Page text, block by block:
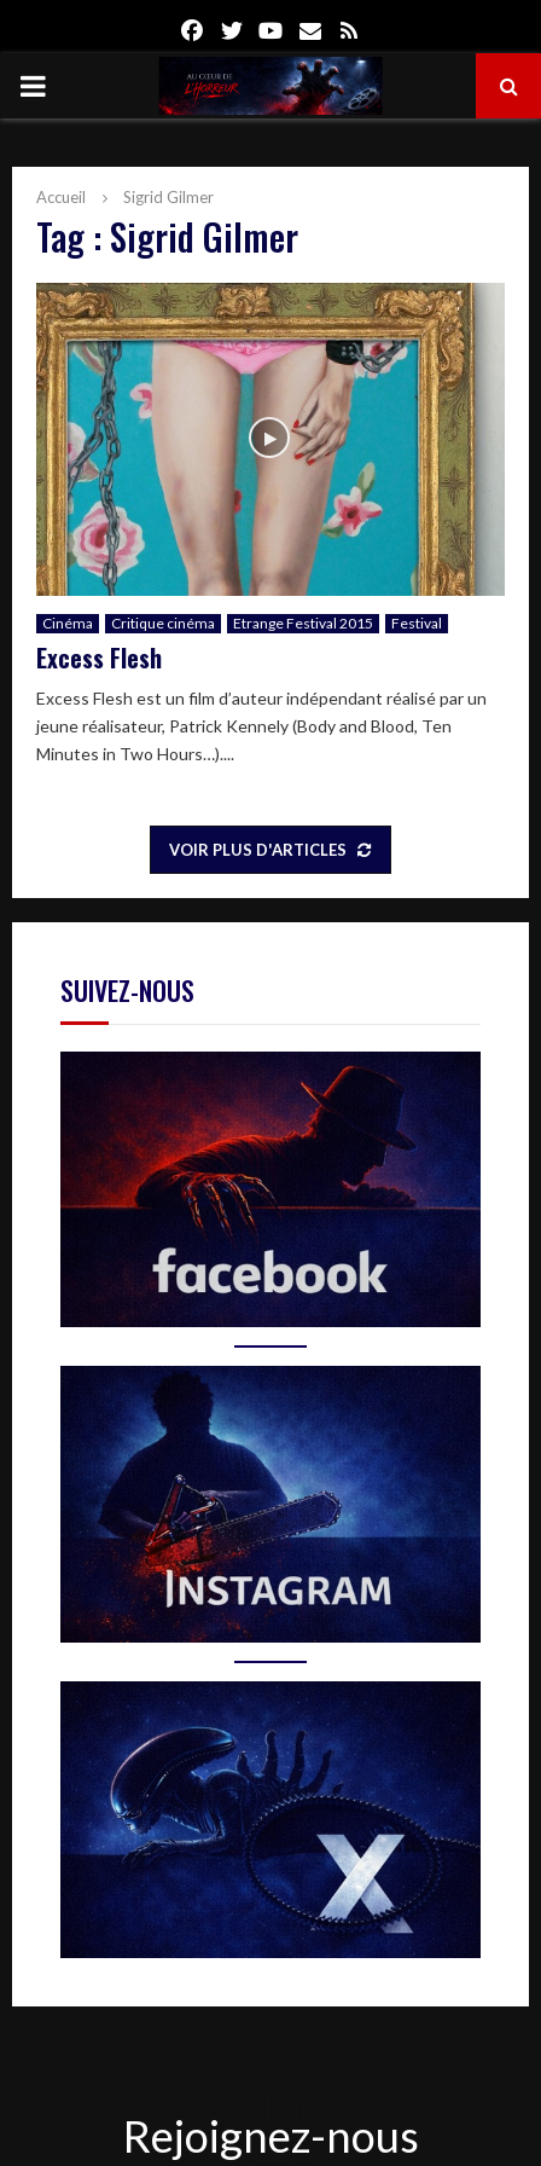
FacebookTwitterYoutube
Email
PRIMARY
Accueil Sigrid Gilmer
Tag : Sigrid Gilmer
Cinéma Critique cinéma Etrange Festival 2015 Festival
Excess Flesh
Excess Flesh est un film d’auteur indépendant réalisé par un
jeune réalisateur, Patrick Kennely (Body and Blood, Ten
Minutes in Two Hours…)....
VOIR PLUS D'ARTICLES
SUIVEZ-NOUS
nous
Rejoignez-nous